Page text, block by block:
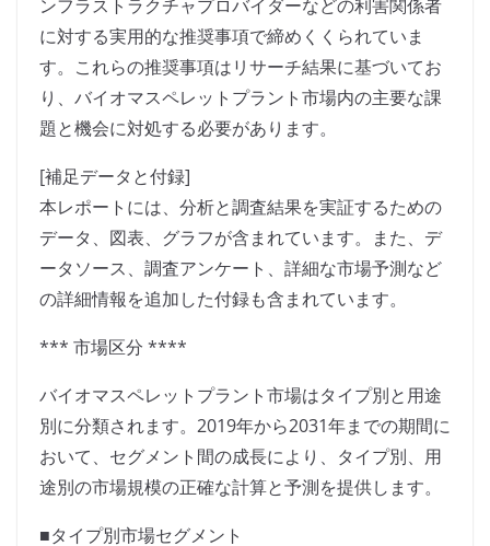
ンフラストラクチャプロバイダーなどの利害関係者
に対する実用的な推奨事項で締めくくられていま
す。これらの推奨事項はリサーチ結果に基づいてお
り、バイオマスペレットプラント市場内の主要な課
題と機会に対処する必要があります。
[補足データと付録]
本レポートには、分析と調査結果を実証するための
データ、図表、グラフが含まれています。また、デ
ータソース、調査アンケート、詳細な市場予測など
の詳細情報を追加した付録も含まれています。
*** 市場区分 ****
バイオマスペレットプラント市場はタイプ別と用途
別に分類されます。2019年から2031年までの期間に
おいて、セグメント間の成長により、タイプ別、用
途別の市場規模の正確な計算と予測を提供します。
■タイプ別市場セグメント